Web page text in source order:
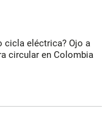
cicla eléctrica? Ojo a
circular en Colombia